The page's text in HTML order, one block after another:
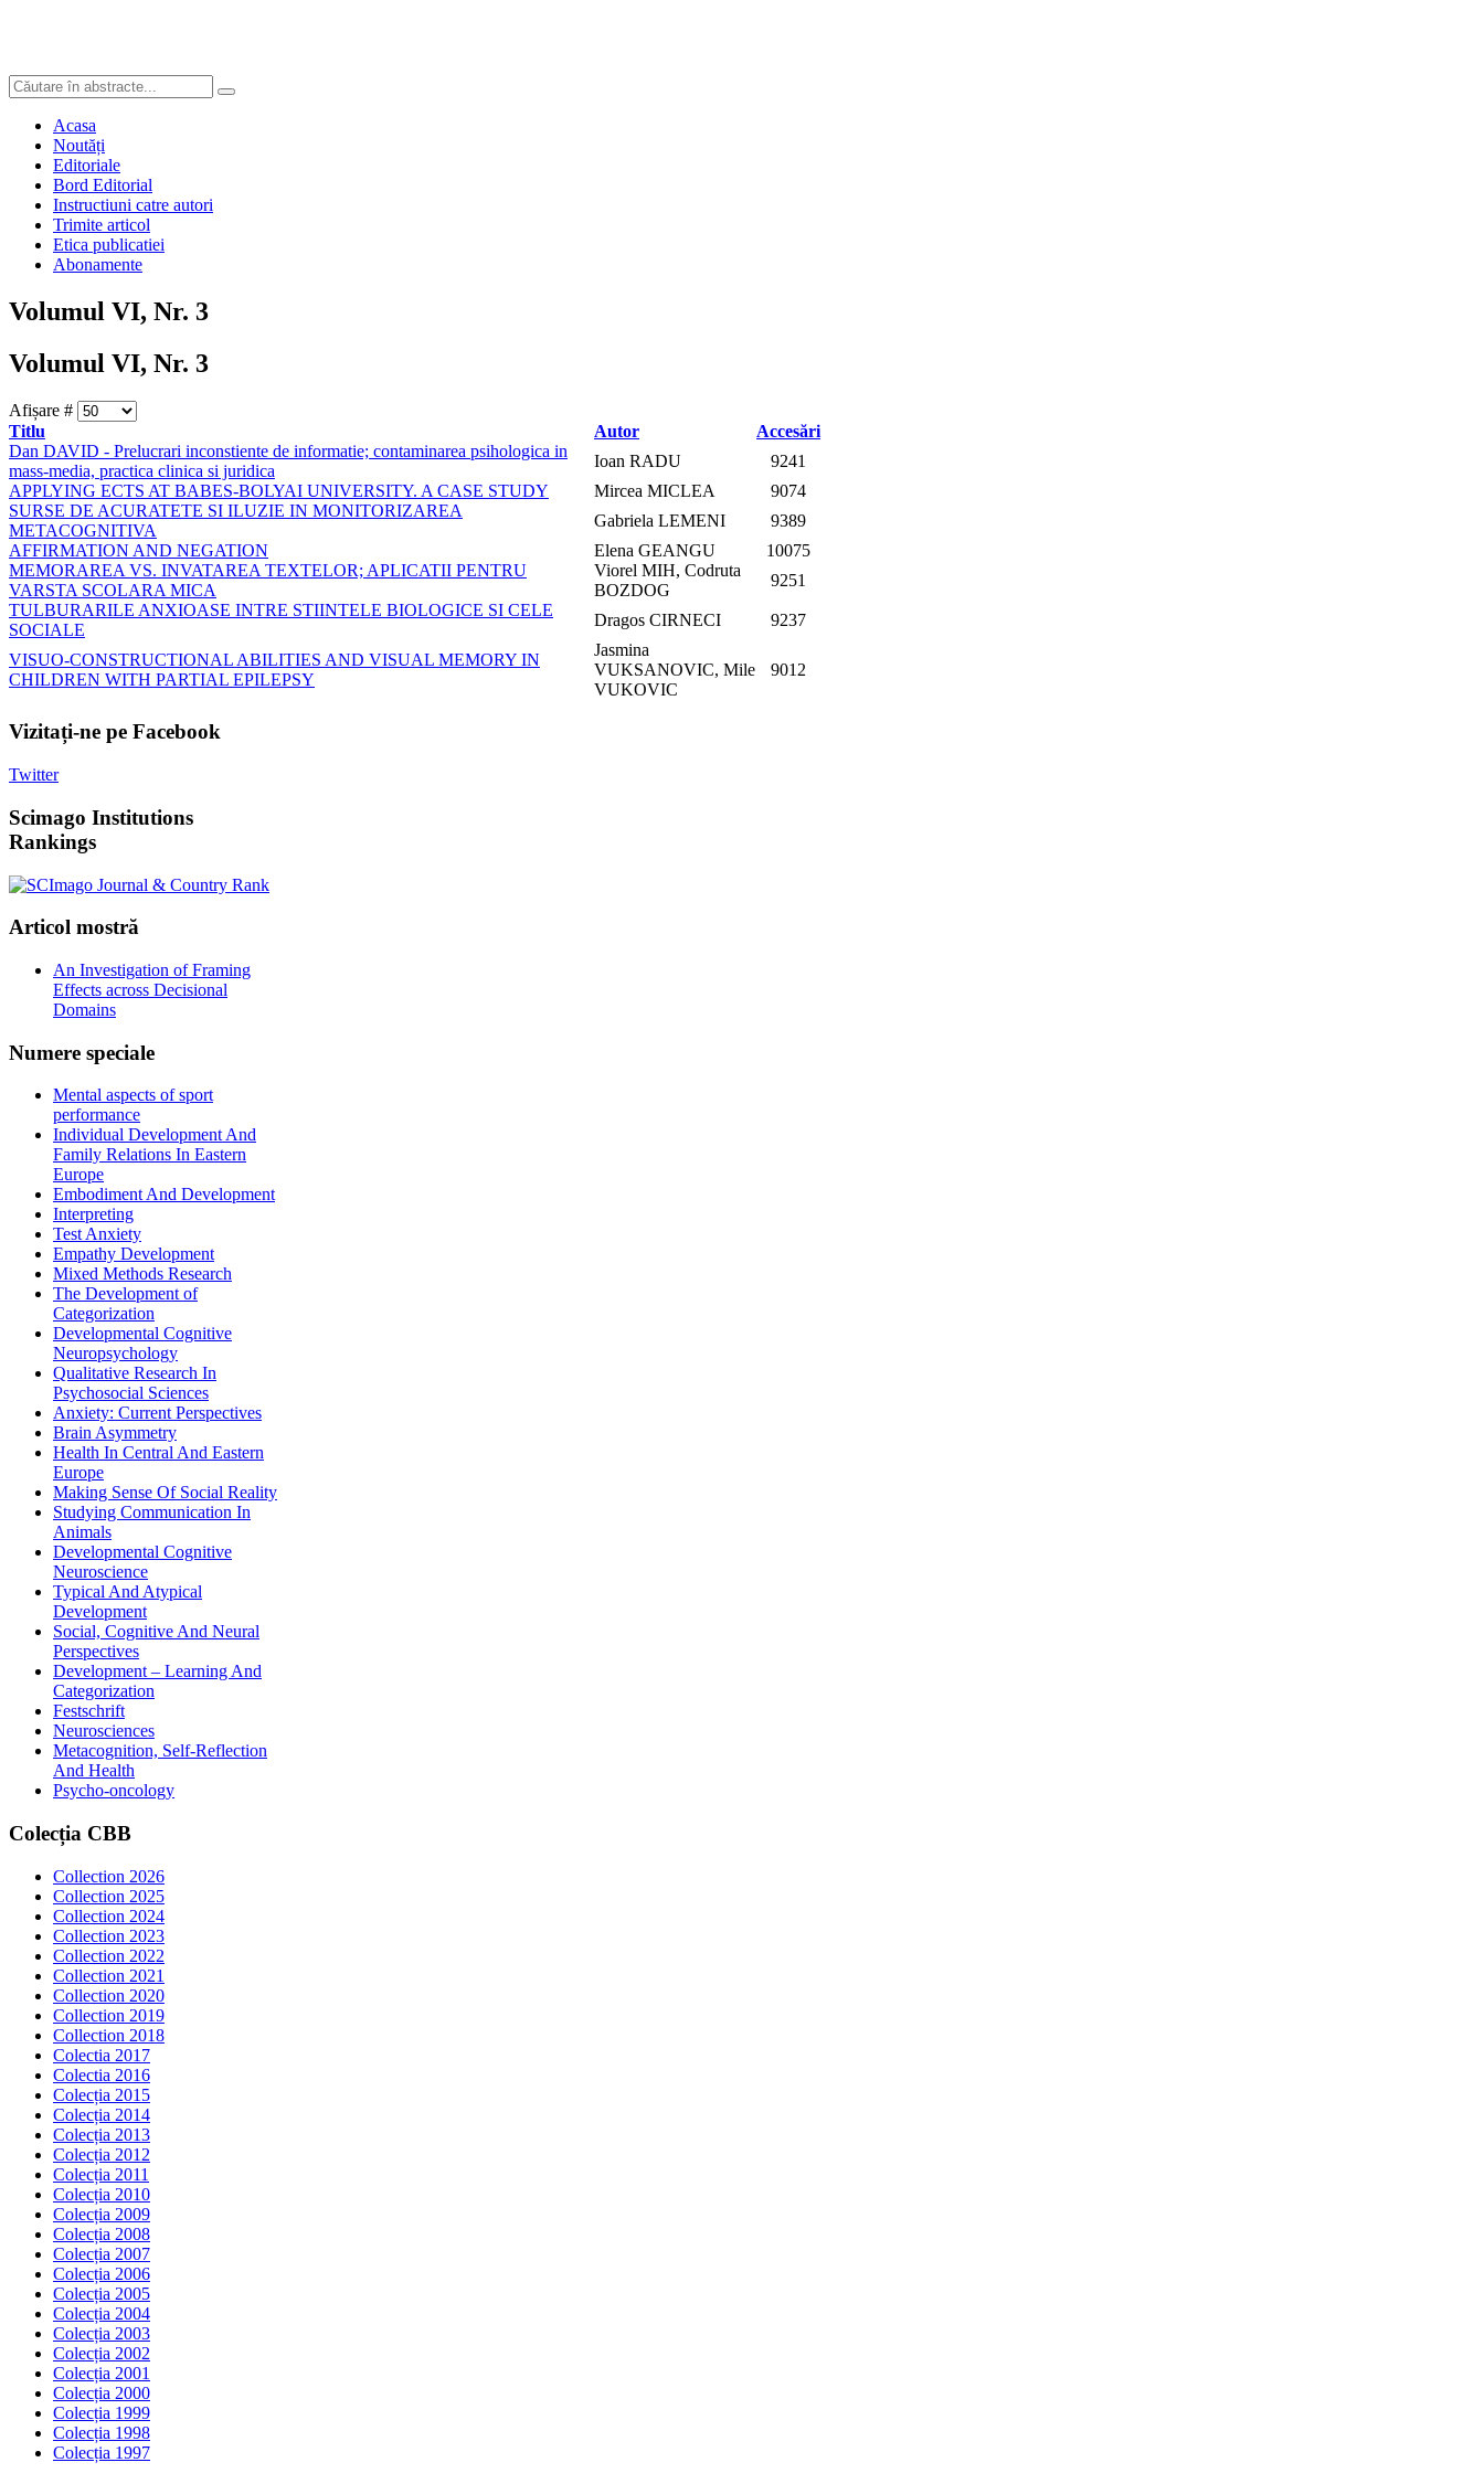
Acasa
Noutăți
Editoriale
Bord Editorial
Instructiuni catre autori
Trimite articol
Etica publicatiei
Abonamente
Volumul VI, Nr. 3
Volumul VI, Nr. 3
Afișare #
Titlu
Autor
Accesări
Dan DAVID - Prelucrari inconstiente de informatie; contaminarea psihologica in
mass-media, practica clinica si juridica
Ioan RADU
9241
APPLYING ECTS AT BABES-BOLYAI UNIVERSITY. A CASE STUDY
Mircea MICLEA
9074
SURSE DE ACURATETE SI ILUZIE IN MONITORIZAREA
METACOGNITIVA
Gabriela LEMENI
9389
AFFIRMATION AND NEGATION
Elena GEANGU
10075
MEMORAREA VS. INVATAREA TEXTELOR; APLICATII PENTRU
VARSTA SCOLARA MICA
Viorel MIH, Codruta
BOZDOG
9251
TULBURARILE ANXIOASE INTRE STIINTELE BIOLOGICE SI CELE
SOCIALE
Dragos CIRNECI 9237
VISUO-CONSTRUCTIONAL ABILITIES AND VISUAL MEMORY IN
CHILDREN WITH PARTIAL EPILEPSY
Jasmina
VUKSANOVIC, Mile
VUKOVIC
9012
Vizitați-ne pe Facebook
Twitter
Scimago Institutions
Rankings
Articol mostră
An Investigation of Framing
Effects across Decisional
Domains
Numere speciale
Mental aspects of sport
performance
Individual Development And
Family Relations In Eastern
Europe
Embodiment And Development
Interpreting
Test Anxiety
Empathy Development
Mixed Methods Research
The Development of
Categorization
Developmental Cognitive
Neuropsychology
Qualitative Research In
Psychosocial Sciences
Anxiety: Current Perspectives
Brain Asymmetry
Health In Central And Eastern
Europe
Making Sense Of Social Reality
Studying Communication In
Animals
Developmental Cognitive
Neuroscience
Typical And Atypical
Development
Social, Cognitive And Neural
Perspectives
Development – Learning And
Categorization
Festschrift
Neurosciences
Metacognition, Self-Reflection
And Health
Psycho-oncology
Colecția CBB
Collection 2026
Collection 2025
Collection 2024
Collection 2023
Collection 2022
Collection 2021
Collection 2020
Collection 2019
Collection 2018
Colectia 2017
Colectia 2016
Colecția 2015
Colecția 2014
Colecția 2013
Colecția 2012
Colecția 2011
Colecția 2010
Colecția 2009
Colecția 2008
Colecția 2007
Colecția 2006
Colecția 2005
Colecția 2004
Colecția 2003
Colecția 2002
Colecția 2001
Colecția 2000
Colecția 1999
Colecția 1998
Colecția 1997